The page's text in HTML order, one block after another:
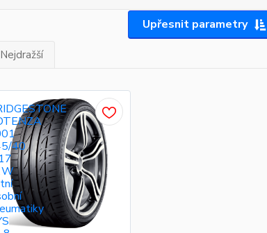
Upřesnit parametry
Nejdražší